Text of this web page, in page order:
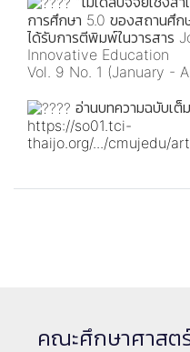
การศึกษา 5.0 ของสถานศึก
ได้รับการตีพิมพ์ในวารสาร
Innovative Education
Vol. 9 No. 1 (January -
อ่านบทความฉบับเต็
https://so01.tci-
thaijo.org/.../cmujedu/
คณะศึกษาศาสต